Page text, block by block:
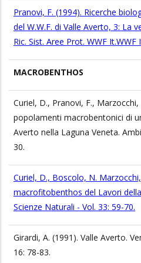
Pranovi, F. (1994). Ricerche
del W.W.F. di Valle Averto, 3: La
Ric. Sist. Aree Prot. WWF It.WWF
MACROBENTHOS
Curiel, D., Pranovi, F.,
popolamenti macrobentonici di
Averto nella Laguna Veneta.
30.
Curiel, D., Boscolo, N.
macrofitobenthos del Lavori
Scienze Naturali - Vol. 33: 59-70.
Girardi, A. (1991). Valle Averto.
16: 78-83.